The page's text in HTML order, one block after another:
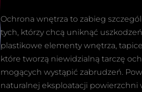
Ochrona wnętrza to zabieg
tych, którzy chcą uniknąć
plastikowe elementy wnętrza,
które tworzą niewidzialną tarczę
mogących wystąpić zabrudzeń.
naturalnej eksploatacji powierzchni